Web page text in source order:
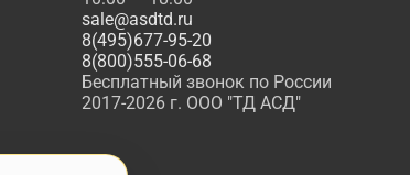
sale@asdtd.ru
8(495)677-95-20
8(800)555-06-68
Бесплатный звонок по России
2017-2026 г. ООО "ТД АСД"